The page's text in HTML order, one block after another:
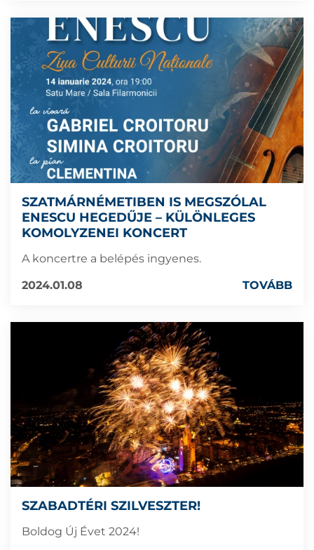
SZATMÁRNÉMETIBEN IS MEGSZÓLAL
ENESCU HEGEDŰJE – KÜLÖNLEGES
KOMOLYZENEI KONCERT
A koncertre a belépés ingyenes.
2024.01.08
TOVÁBB
SZABADTÉRI SZILVESZTER!
Boldog Új Évet 2024!